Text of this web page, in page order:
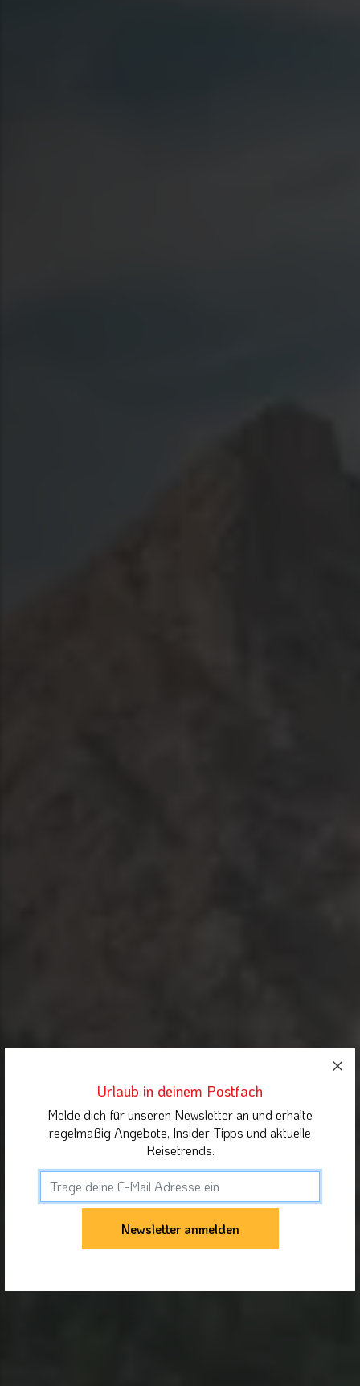
Urlaub in deinem Postfach
Melde dich für unseren Newsletter an und erhalte
regelmäßig Angebote, Insider-Tipps und aktuelle
Reisetrends.